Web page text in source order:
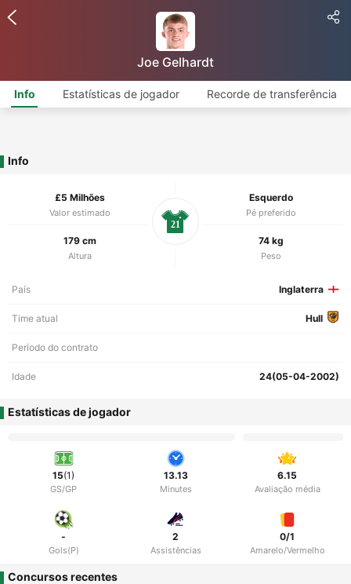
Joe Gelhardt
Info Estatísticas de jogador Recorde de transferência
Info
£5 Milhões
Valor estimado
Esquerdo
Pé preferido
179 cm
Altura
74 kg
Peso
21
País Inglaterra
Time atual Hull
Período do contrato
Idade 24(05-04-2002)
Estatísticas de jogador
15(1)
GS/GP
13.13
Minutes
6.15
Avaliação média
-
Gols(P)
2
Assistências
0/1
Amarelo/Vermelho
Concursos recentes